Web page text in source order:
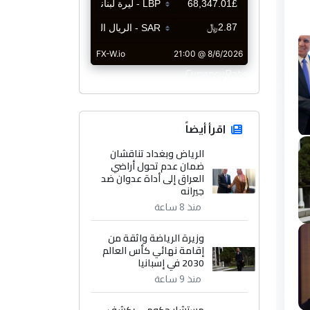
CurrencyRate
اقرأ أيضاً
الرياض وبغداد تناقشان
ضمان عدم تحول أراضي
العراق إلى أداة عدوان ضد
جيرانه
منذ 8 ساعة
وزيرة الرياضة واثقة من
إقامة نهائي كأس العالم
2030 في إسبانيا
منذ 9 ساعة